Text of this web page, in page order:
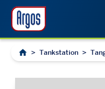
> Tankstation >